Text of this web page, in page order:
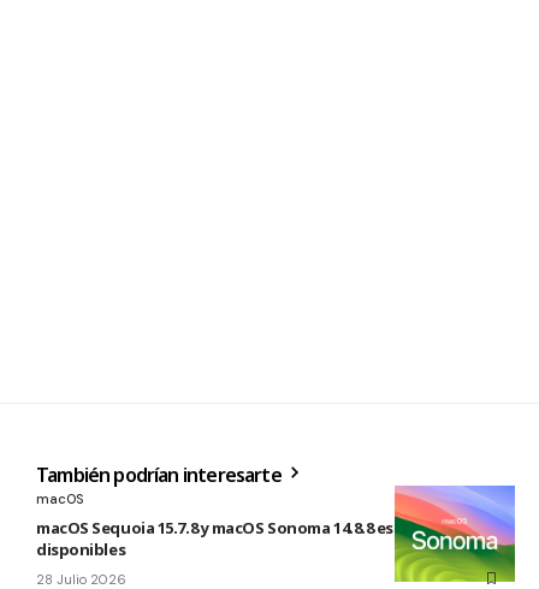
También podrían interesarte
macOS
macOS Sequoia 15.7.8 y macOS Sonoma 14.8.8 están
disponibles
28 Julio 2026